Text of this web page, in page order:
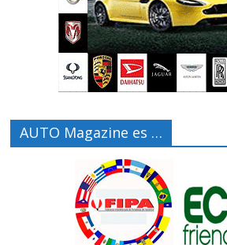
AUTO Magazine es …